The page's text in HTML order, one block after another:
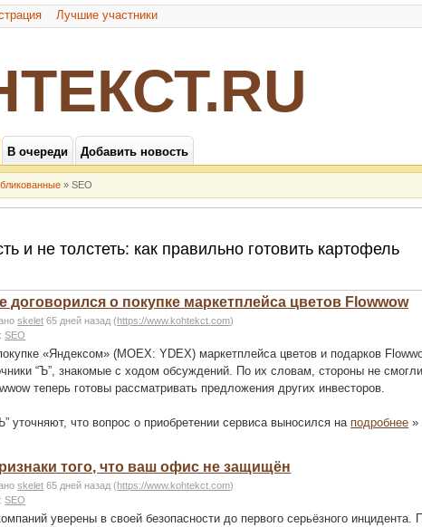
Лучшие участники
В очереди Добавить новость
» SEO
договорился о покупке маркетплейса цветов Flowwow
skelet 65 дней назад(https://www.kohtekct.com)
:SEO
«Яндексом» (MOEX: YDEX) маркетплейса цветов и подарков
“Ъ”, знакомые с ходом обсуждений. По их словам, стороны не
теперь готовы рассматривать предложения других инвесторов.
уточняют, что вопрос о приобретении сервиса выносился на подробнее »
того, что ваш офис не защищён
skelet 65 дней назад(https://www.kohtekct.com)
:SEO
уверены в своей безопасности до первого серьёзного